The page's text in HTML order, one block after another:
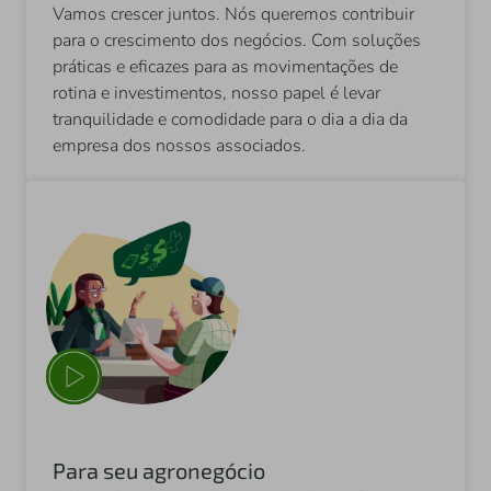
Vamos crescer juntos. Nós queremos contribuir
para o crescimento dos negócios. Com soluções
práticas e eficazes para as movimentações de
rotina e investimentos, nosso papel é levar
tranquilidade e comodidade para o dia a dia da
empresa dos nossos associados.
Para seu agronegócio